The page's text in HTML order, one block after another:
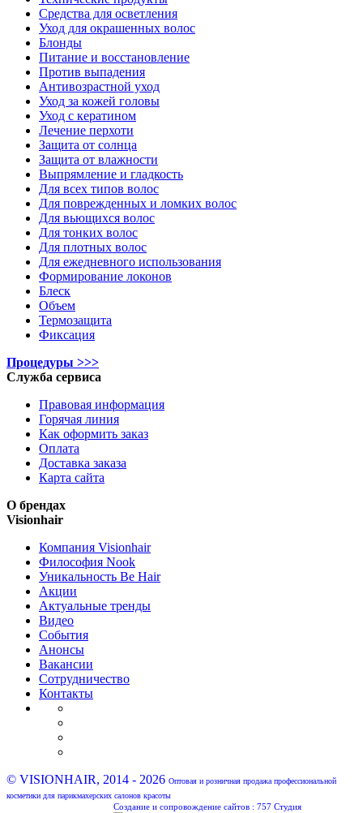
Средства для осветления
Уход для окрашенных волос
Блонды
Питание и восстановление
Против выпадения
Антивозрастной уход
Уход за кожей головы
Уход с кератином
Лечение перхоти
Защита от солнца
Защита от влажности
Выпрямление и гладкость
Для всех типов волос
Для поврежденных и ломких волос
Для вьющихся волос
Для тонких волос
Для плотных волос
Для ежедневного использования
Формирование локонов
Блеск
Объем
Термозащита
Фиксация
Процедуры >>>
Служба сервиса
Правовая информация
Горячая линия
Как оформить заказ
Оплата
Доставка заказа
Карта сайта
О брендах
Visionhair
Компания Visionhair
Философия Nook
Уникальность Be Hair
Акции
Актуальные тренды
Видео
События
Анонсы
Вакансии
Сотрудничество
Контакты
© VISIONHAIR, 2014 - 2026 Оптовая и розничная продажа профессиональной
косметики для парикмахерских салонов красоты
Создание и сопровождение сайтов : 757 Студия